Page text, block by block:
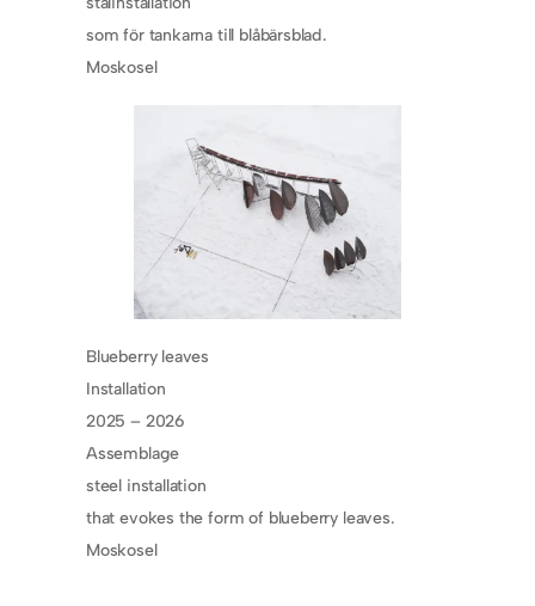
som för tankarna till blåbärsblad.
Moskosel
Blueberry leaves
Installation
2025 – 2026
Assemblage
steel installation
that evokes the form of blueberry leaves.
Moskosel